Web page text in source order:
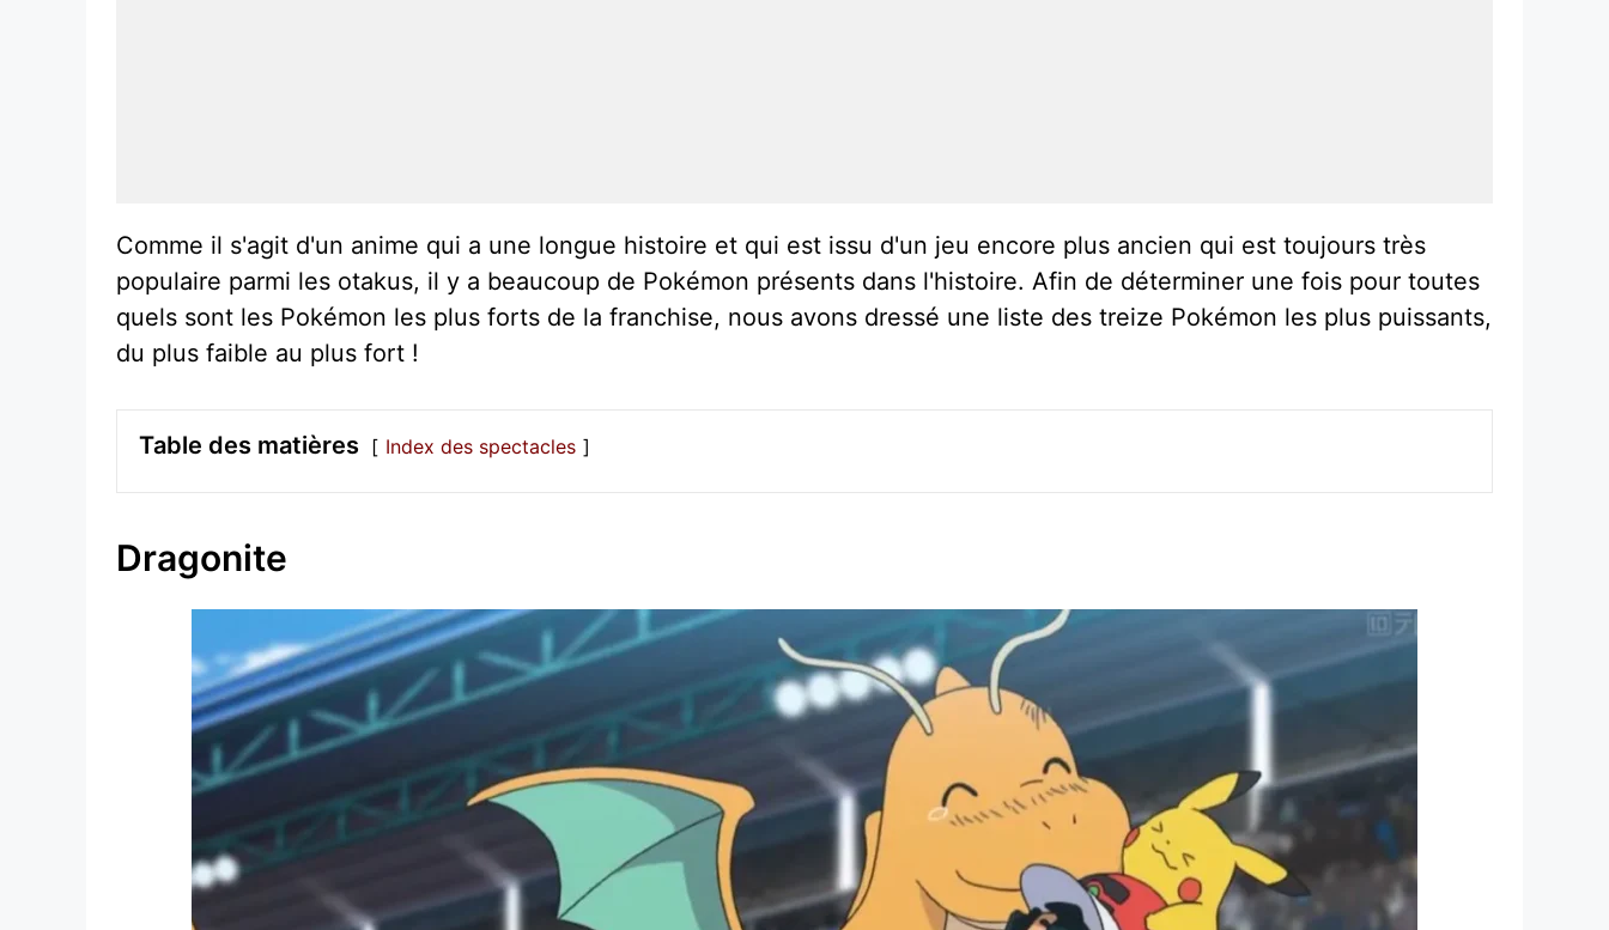
Comme il s'agit d'un anime qui a une longue histoire et qui est issu d'un jeu encore plus ancien qui est toujours très
populaire parmi les otakus, il y a beaucoup de Pokémon présents dans l'histoire. Afin de déterminer une fois pour toutes
quels sont les Pokémon les plus forts de la franchise, nous avons dressé une liste des treize Pokémon les plus puissants,
du plus faible au plus fort !
Table des matières Index des spectacles
Dragonite